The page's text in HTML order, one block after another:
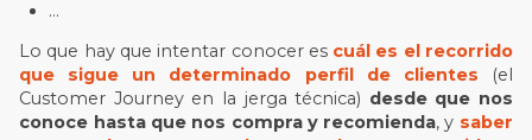
…
Lo que hay que intentar conocer es cuál es el recorrido
que sigue un determinado perfil de clientes
(el
Customer Journey en la jerga técnica) desde que nos
conoce hasta que nos compra y recomienda, y saber